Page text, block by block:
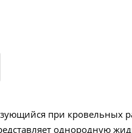
при кровельных
однородную